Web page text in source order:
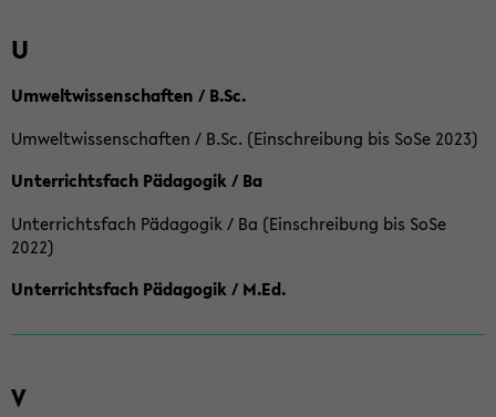
U
Umweltwissenschaften / B.Sc.
Umweltwissenschaften / B.Sc. (Einschreibung bis SoSe 2023)
Unterrichtsfach Pädagogik / Ba
Unterrichtsfach Pädagogik / Ba (Einschreibung bis SoSe
2022)
Unterrichtsfach Pädagogik / M.Ed.
V